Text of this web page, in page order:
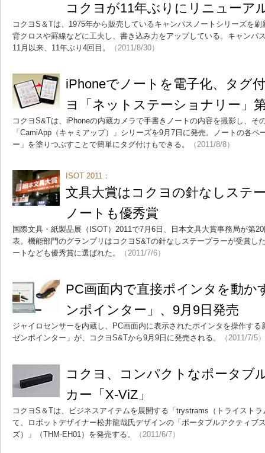
コクヨが11年ぶりにリニューア
コクヨS＆Tは、1975年から販売しているキャンパスノートシリーズを
背クロスや罫線などに工夫し、書き込み力をアップしている。キャンパ
11月以来、11年ぶり4回目。
（2011/8/30）
iPhoneでノートを電子化、タ
ヨ「ネットステーショナリー」
コクヨS&Tは、iPhoneの内蔵カメラで手書きノートの内容を撮影し、そ
「CamiApp（キャミアップ）」シリーズを9月7日に発売。ノートの各
ー」を塗りつぶすことで簡単にタグ付けもできる。
（2011/8/8）
ISOT 2011：
文具大賞はコクヨの針なしステ
ノートも優秀賞
国際文具・紙製品展（ISOT）2011で7月6日、日本文具大賞事務局が第
表。機能部門のグランプリはコクヨS&Tの針なしステープラーが受賞し
ートなども優秀賞に選ばれた。
（2011/7/6）
PC画面内で直接ポインタを動
ンポインター」、9月9日発売
ジャイロセンサーを内蔵し、PC画面内に表示されたポインタを操作す
ゼンポインター」が、コクヨS&Tから9月9日に発売される。
（2011/7/5）
コクヨ、コンパクトなポータブ
カー「X-ViZ」
コクヨS＆Tは、ビジネスアイテムを展開する「trystrams（トライスト
て、ロボットデザイナー松井龍哉氏デザインの「ポータブルアクティブ
ズ）」（THM-EH01）を発売する。
（2011/6/7）